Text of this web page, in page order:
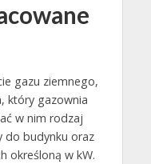
gazu ziemnego,
który gazownia
w nim rodzaj
do budynku oraz
określoną w kW.